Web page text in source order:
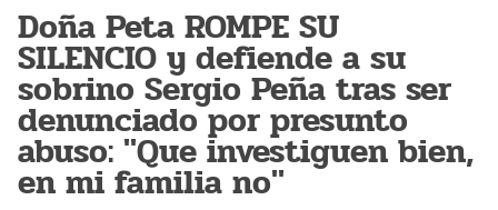
Doña Peta ROMPE SU
SILENCIO y defiende a su
sobrino Sergio Peña tras ser
denunciado por presunto
abuso: "Que investiguen bien,
en mi familia no"